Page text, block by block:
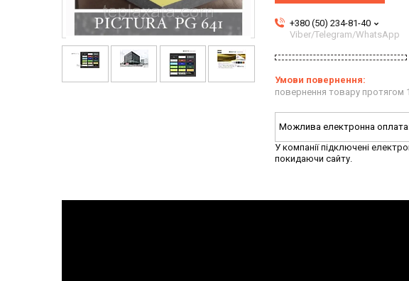
+380 (50) 234-81-40
Viber/Telegram/WhatsApp
повернення товару протягом
У компанії підключені
покидаючи сайту.